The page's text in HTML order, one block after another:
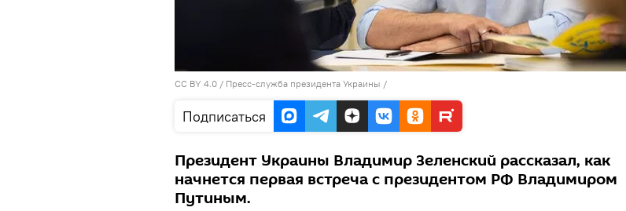
CC BY 4.0 / Пресс-служба президента Украины /
Подписаться
Президент Украины Владимир Зеленский рассказал, как
начнется первая встреча с президентом РФ Владимиром
Путиным.